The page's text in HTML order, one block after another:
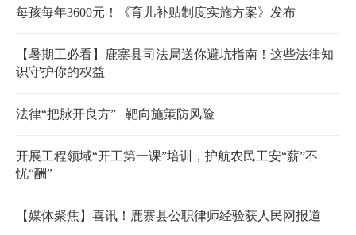
每孩每年3600元！《育儿补贴制度实施方案》发布
【暑期工必看】鹿寨县司法局送你避坑指南！这些法律知
识守护你的权益
法律“把脉开良方” 靶向施策防风险
开展工程领域“开工第一课”培训，护航农民工安“薪”不
忧“酬”
【媒体聚焦】喜讯！鹿寨县公职律师经验获人民网报道